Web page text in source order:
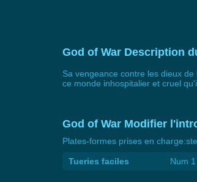
God of War Description
Sa vengeance contre les dieux
ce monde inhospitalier et cruel
God of War Modifier
Plates-formes prises en charge:
Tueries faciles Num 1